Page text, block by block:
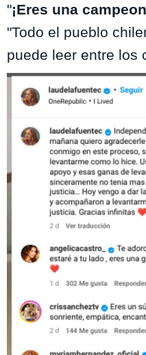
"¡Eres una
"Todo el pueblo
puede leer entre los